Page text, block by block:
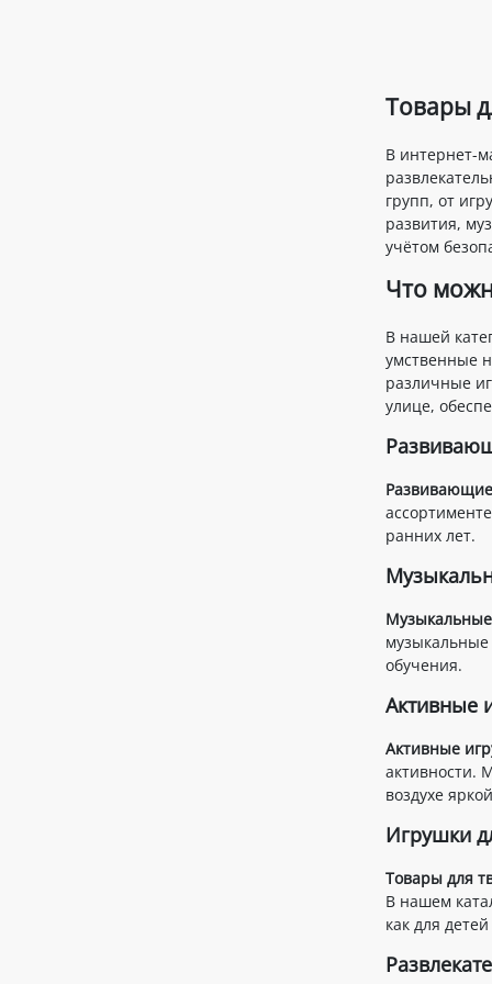
Товары
В интернет-
групп, от
развития,
учётом
Что
В нашей
умственные
различные
улице,
ранних лет.
обучения.
Активные
Активные
активности.
воздухе
Игрушки
Товары для
В нашем
как для